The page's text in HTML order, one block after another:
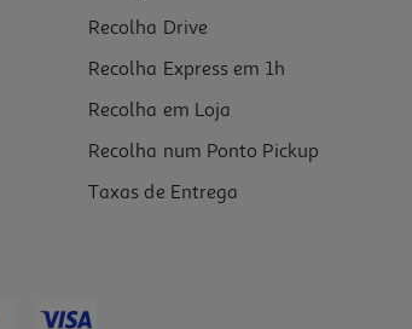
Recolha Drive
Recolha Express em 1h
Recolha em Loja
Recolha num Ponto Pickup
Taxas de Entrega